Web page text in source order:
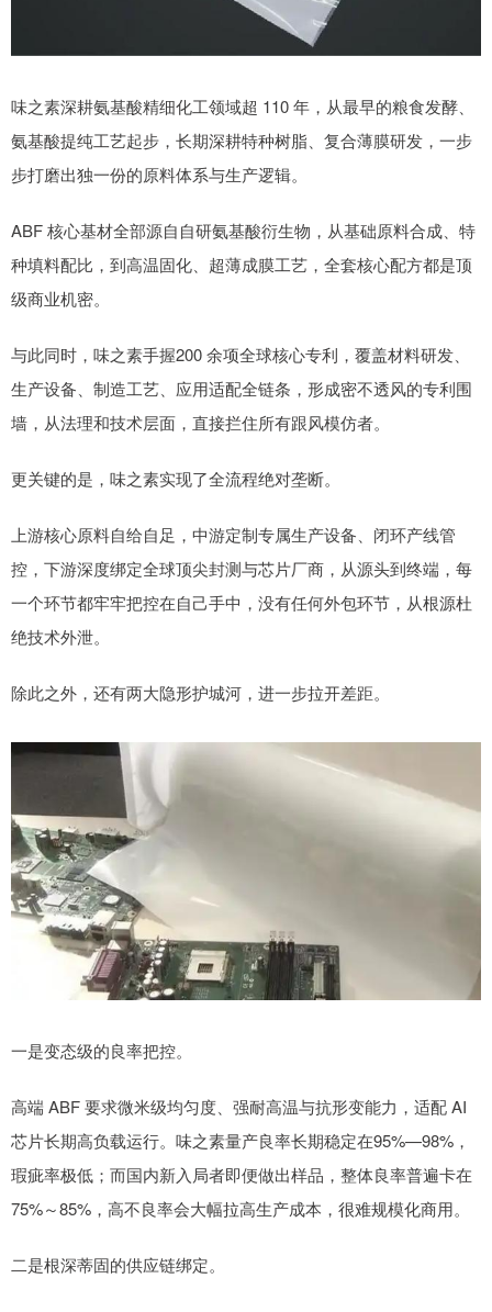
味之素深耕氨基酸精细化工领域超 110 年，从最早的粮食发酵、
氨基酸提纯工艺起步，长期深耕特种树脂、复合薄膜研发，一步
步打磨出独一份的原料体系与生产逻辑。
ABF 核心基材全部源自自研氨基酸衍生物，从基础原料合成、特
种填料配比，到高温固化、超薄成膜工艺，全套核心配方都是顶
级商业机密。
与此同时，味之素手握200 余项全球核心专利，覆盖材料研发、
生产设备、制造工艺、应用适配全链条，形成密不透风的专利围
墙，从法理和技术层面，直接拦住所有跟风模仿者。
更关键的是，味之素实现了全流程绝对垄断。
上游核心原料自给自足，中游定制专属生产设备、闭环产线管
控，下游深度绑定全球顶尖封测与芯片厂商，从源头到终端，每
一个环节都牢牢把控在自己手中，没有任何外包环节，从根源杜
绝技术外泄。
除此之外，还有两大隐形护城河，进一步拉开差距。
一是变态级的良率把控。
高端 ABF 要求微米级均匀度、强耐高温与抗形变能力，适配 AI
芯片长期高负载运行。味之素量产良率长期稳定在95%—98%，
瑕疵率极低；而国内新入局者即便做出样品，整体良率普遍卡在
75%～85%，高不良率会大幅拉高生产成本，很难规模化商用。
二是根深蒂固的供应链绑定。